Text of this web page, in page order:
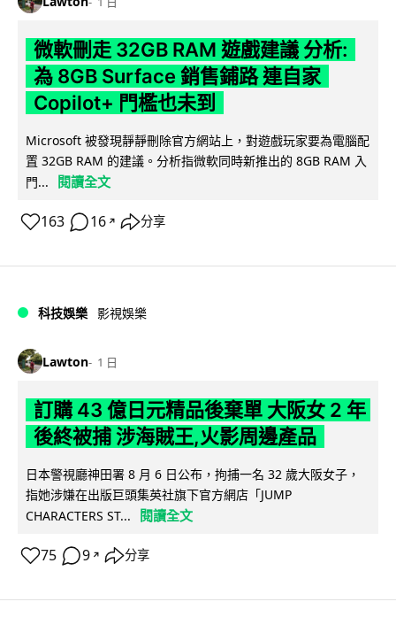
微軟刪走 32GB RAM 遊戲建議 分析:
為 8GB Surface 銷售鋪路 連自家
Copilot+ 門檻也未到
Microsoft 被發現靜靜刪除官方網站上，對遊戲玩家要為電腦配
置 32GB RAM 的建議。分析指微軟同時新推出的 8GB RAM 入
門...
閱讀全文
163 16 ↗ 分享
科技娛樂 影視娛樂
Lawton 1 日
訂購 43 億日元精品後棄單 大阪女 2 年
後終被捕 涉海賊王,火影周邊產品
日本警視廳神田署 8 月 6 日公布，拘捕一名 32 歲大阪女子，
指她涉嫌在出版巨頭集英社旗下官方網店「JUMP
CHARACTERS ST...
閱讀全文
75 9 ↗ 分享